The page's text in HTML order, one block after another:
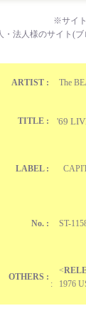
※サイ
・法人様のサイト(
ARTIST : The
TITLE : '69
LABEL :
No. : ST-
OTHERS :
<
: 1976